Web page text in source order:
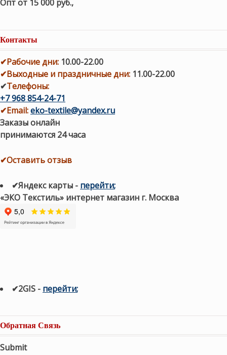
Опт от 15 000 руб.,
Контакты
✔Рабочие дни: 10.00-22.00
✔Выходные и праздничные дни: 11.00-22.00
✔Телефоны:
+7 968 854-24-71
✔Email:eko-textile@yandex.ru
Заказы онлайн
принимаются 24 часа
✔Оставить отзыв
✔Яндекс карты - перейти;
«ЭКО Текстиль» интернет магазин г. Москва
✔2GIS - перейти;
Обратная Связь
Submit